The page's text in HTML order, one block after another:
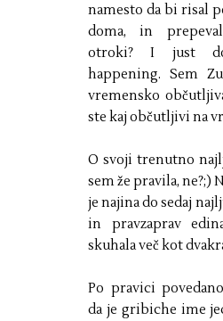
namesto da bi risal
doma, in
otroki? I just
happening. Sem
vremensko
ste kaj občutljivi na
O svoji trenutno
sem že pravila, ne?;)
je najina do sedaj
in pravzaprav
skuhala več kot
Po pravici
da je gribiche ime